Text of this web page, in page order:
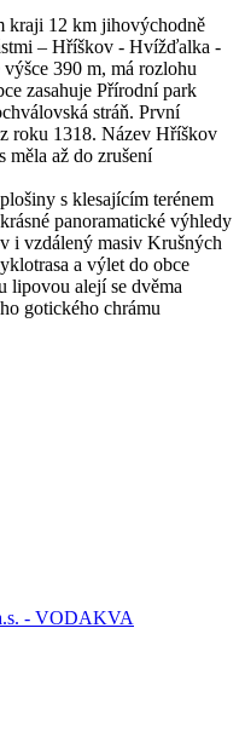
kraji 12 km jihovýchodně
– Hříškov - Hvížďalka -
390 m, má rozlohu
zasahuje Přírodní park
stráň. První
roku 1318. Název Hříškov
měla až do zrušení
s klesajícím terénem
panoramatické výhledy
i vzdálený masiv Krušných
a výlet do obce
lipovou alejí se dvěma
gotického chrámu
- VODAKVA